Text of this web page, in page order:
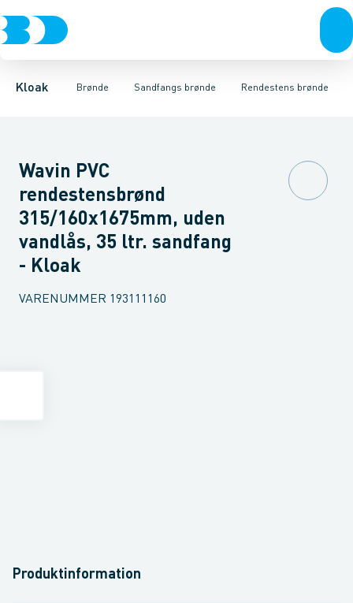
Kloak Brønde
Rør & fittingsBrønde BrøndgodsLinjeafvandingTanke,
Sandfangs brønde
Rense & inspektions brøndeOpføringsrør & tilbehør
Rendestens brønde
Rendestens brønde Tagnedløbs brønde Drænbrønde
Wavin PVC
rendestensbrønd
315/160x1675mm, uden
vandlås, 35 ltr. sandfang
- Kloak
VARENUMMER 193111160
Produktinformation